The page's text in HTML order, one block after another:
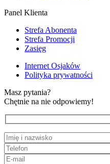
Panel Klienta
Strefa Abonenta
Strefa Promocji
Zasięg
Internet Osjaków
Polityka prywatności
Masz pytania?
Chętnie na nie odpowiemy!